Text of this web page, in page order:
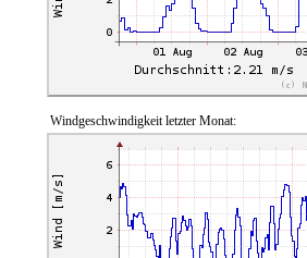
Windgeschwindigkeit letzter Monat: